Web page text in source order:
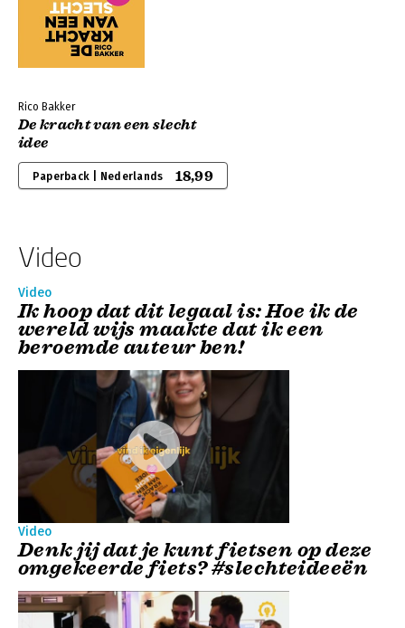
Rico Bakker
De kracht van een slecht
idee
Paperback | Nederlands 18,99
Video
Video
Ik hoop dat dit legaal is: Hoe ik de
wereld wijs maakte dat ik een
beroemde auteur ben!
Video
Denk jij dat je kunt fietsen op deze
omgekeerde fiets? #slechteideeën